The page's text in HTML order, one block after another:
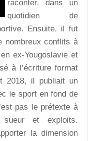
raconter, dans un
quotidien de
Ensuite, il fut
nombreux conflits à
ex-Yougoslavie et
à l’écriture format
2018, il publiait un
le sport en fond de
pas le prétexte à
sueur et exploits.
la dimension